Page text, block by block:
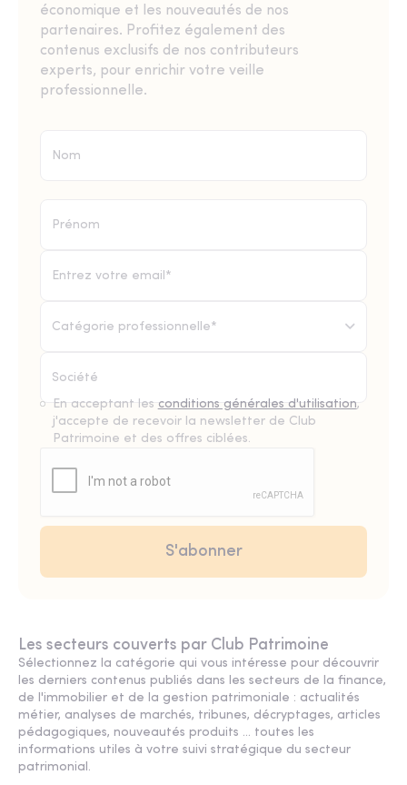
économique et les nouveautés de nos
partenaires. Profitez également des
contenus exclusifs de nos contributeurs
experts, pour enrichir votre veille
professionnelle.
Catégorie professionnelle*
En acceptant les conditions générales d'utilisation,
j'accepte de recevoir la newsletter de Club
Patrimoine et des offres ciblées.
Les secteurs couverts par Club Patrimoine
Sélectionnez la catégorie qui vous intéresse pour découvrir
les derniers contenus publiés dans les secteurs de la finance,
de l'immobilier et de la gestion patrimoniale : actualités
métier, analyses de marchés, tribunes, décryptages, articles
pédagogiques, nouveautés produits ... toutes les
informations utiles à votre suivi stratégique du secteur
patrimonial.